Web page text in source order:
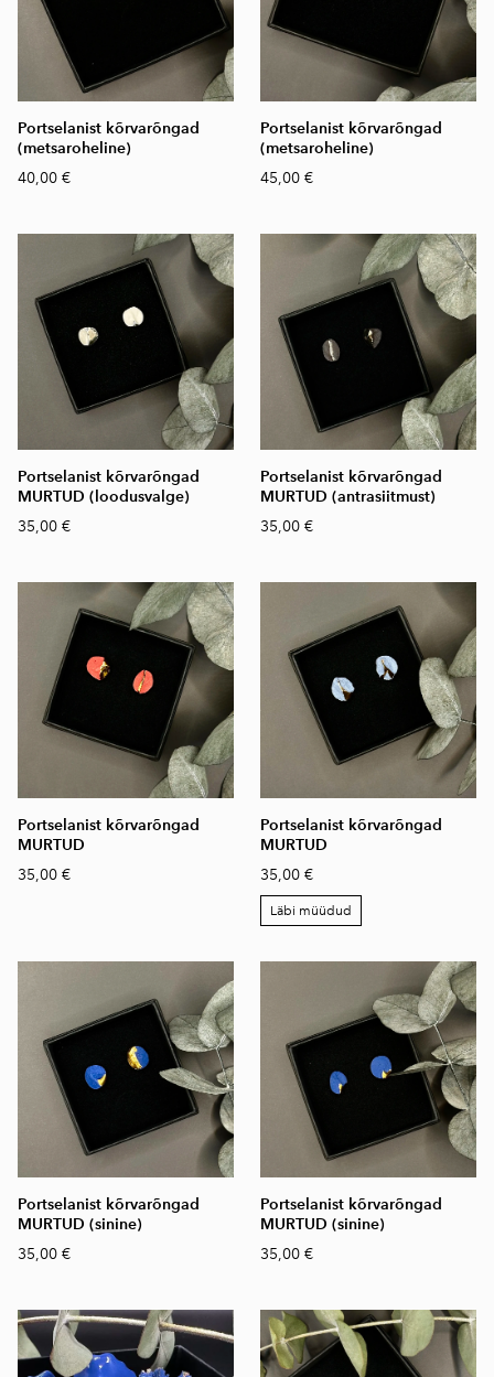
Portselanist kõrvarõngad
(metsaroheline)
40,00 €
Portselanist kõrvarõngad
(metsaroheline)
45,00 €
Portselanist kõrvarõngad
MURTUD (loodusvalge)
35,00 €
Portselanist kõrvarõngad
MURTUD (antrasiitmust)
35,00 €
Portselanist kõrvarõngad
MURTUD
35,00 €
Portselanist kõrvarõngad
MURTUD
35,00 €
Läbi müüdud
Portselanist kõrvarõngad
MURTUD (sinine)
35,00 €
Portselanist kõrvarõngad
MURTUD (sinine)
35,00 €